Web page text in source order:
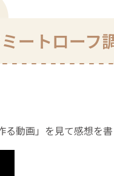
ートローフ
る動画 」を見て感想を